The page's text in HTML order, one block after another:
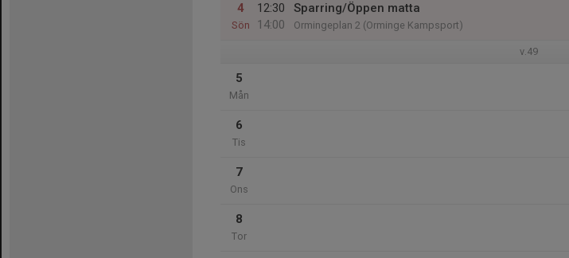
4
Sön
12:30
14:00
Sparring/Öppen matta
Ormingeplan 2 (Orminge Kampsport)
v.49
5
Mån
6
Tis
7
Ons
8
Tor